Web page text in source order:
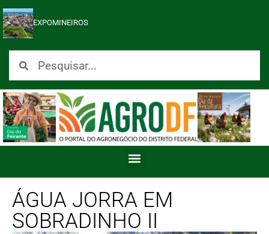
EXPOMINEIROS
ÁGUA JORRA EM
SOBRADINHO II